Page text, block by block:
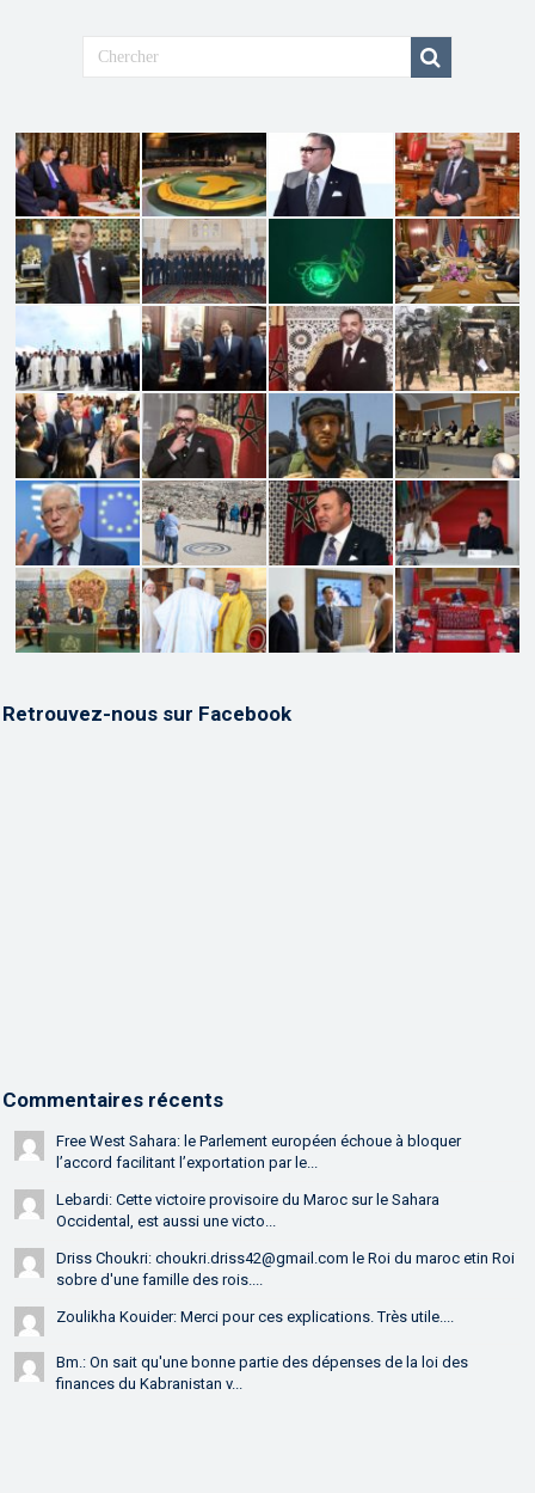
Retrouvez-nous sur Facebook
Commentaires récents
Free West Sahara: le Parlement européen échoue à bloquer
l’accord facilitant l’exportation par le...
Lebardi: Cette victoire provisoire du Maroc sur le Sahara
Occidental, est aussi une victo...
Driss Choukri: choukri.driss42@gmail.com le Roi du maroc etin Roi
sobre d'une famille des rois....
Zoulikha Kouider: Merci pour ces explications. Très utile....
Bm.: On sait qu'une bonne partie des dépenses de la loi des
finances du Kabranistan v...